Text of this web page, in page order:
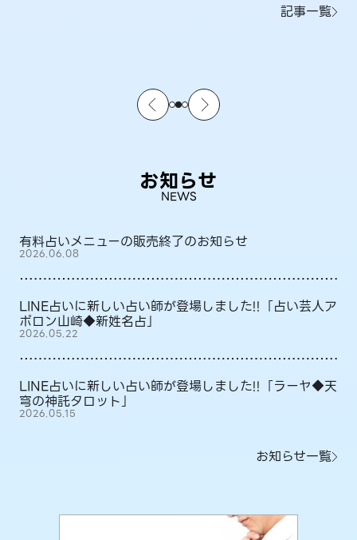
記事一覧
お知らせ
NEWS
有料占いメニューの販売終了のお知らせ
2026.06.08
LINE占いに新しい占い師が登場しました!!「占い芸人ア
ポロン山崎◆新姓名占」
2026.05.22
LINE占いに新しい占い師が登場しました!!「ラーヤ◆天
穹の神託タロット」
2026.05.15
お知らせ一覧